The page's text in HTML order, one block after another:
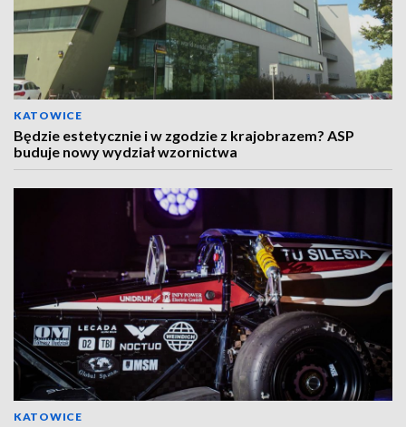
KATOWICE
Będzie estetycznie i w zgodzie z krajobrazem? ASP
buduje nowy wydział wzornictwa
KATOWICE